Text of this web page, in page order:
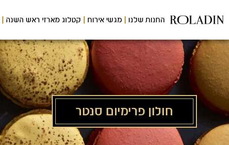
לתוכן
המרכזי
החנות שלנו מגשי אירוח קטלוג מארזי ראש השנה
חולון פרימיום סנטר